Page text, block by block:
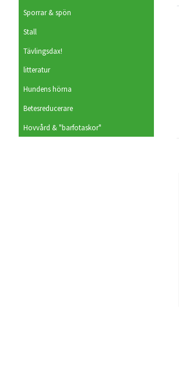
Sporrar & spön
Stall
Tävlingsdax!
litteratur
Hundens hörna
Betesreducerare
Hovvård & "barfotaskor"